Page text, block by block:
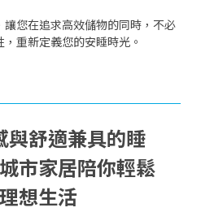
您在追求高效儲物的同時，不必
重新定義您的安睡時光。
與舒適兼具的睡
市家居陪你輕鬆
想生活